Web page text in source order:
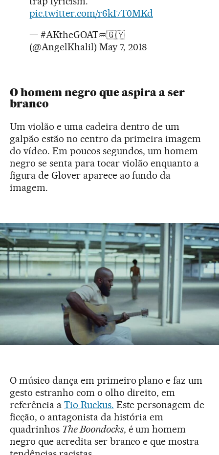
pic.twitter.com/r6kI7T0MKd
— #AKtheGOAT♒️🇬🇾
(@AngelKhalil) May 7, 2018
O homem negro que aspira a ser
branco
Um violão e uma cadeira dentro de um
galpão estão no centro da primeira imagem
do vídeo. Em poucos segundos, um homem
negro se senta para tocar violão enquanto a
figura de Glover aparece ao fundo da
imagem.
O músico dança em primeiro plano e faz um
gesto estranho com o olho direito, em
referência a Tio Ruckus. Este personagem de
ficção, o antagonista da história em
quadrinhos The Boondocks, é um homem
negro que acredita ser branco e que mostra